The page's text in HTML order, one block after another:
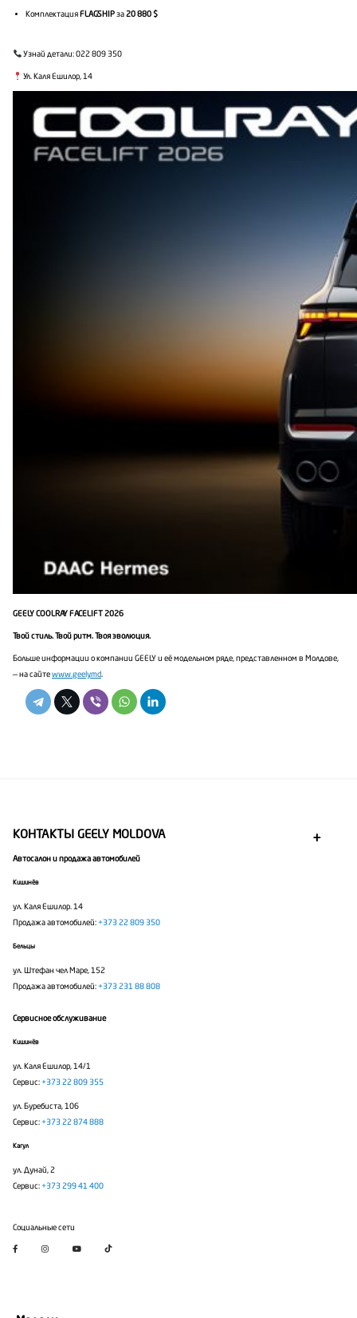
КомплектацияFLAGSHIPза20880 $
Узнай детали: 022 809 350
Ул. Каля Ешилор, 14
GEELY COOLRAY FACELIFT 2026
Твойстиль.Твой ритм. Твоя эволюция.
Больше информации о компании GEELY и её модельном ряде, представленном в Молдове,
— на сайтеwww.geely.md.
КОНТАКТЫ GEELY MOLDOVA
Автосалон и продажа автомобилей
Кишинёв
ул. Каля Ешилор. 14
Продажа автомобилей:+373 22 809 350
Бельцы
ул. Штефан чел Маре, 152
Продажа автомобилей:+373 231 88 808
Сервисное обслуживание
Кишинёв
ул. Каля Ешилор, 14/1
Сервис:+373 22 809 355
ул. Буребиста, 106
Сервис:+373 22 874 888
Кагул
ул. Дунай, 2
Сервис:+373 299 41 400
Социальные сети